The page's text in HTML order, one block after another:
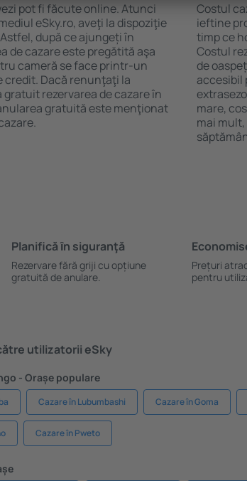
pot fi făcute online. Atunci
eSky.ro, aveţi la dispoziţie
după ce ajungeți în
de cazare este pregătită aşa
cameră se face printr-un
credit. Dacă renunţaţi la
rezervarea de cazare în
gratuită este menţionat
Costul
ieftine
timp ce
Costul
de
accesibil
mare,
mai
Planifică ȋn siguranţă
Rezervare fără griji cu opțiune
gratuită de anulare.
Prețuri
pentru
utilizatorii eSky
- Orașe populare
Cazare în Lubumbashi Cazare în Goma
Cazare în Pweto